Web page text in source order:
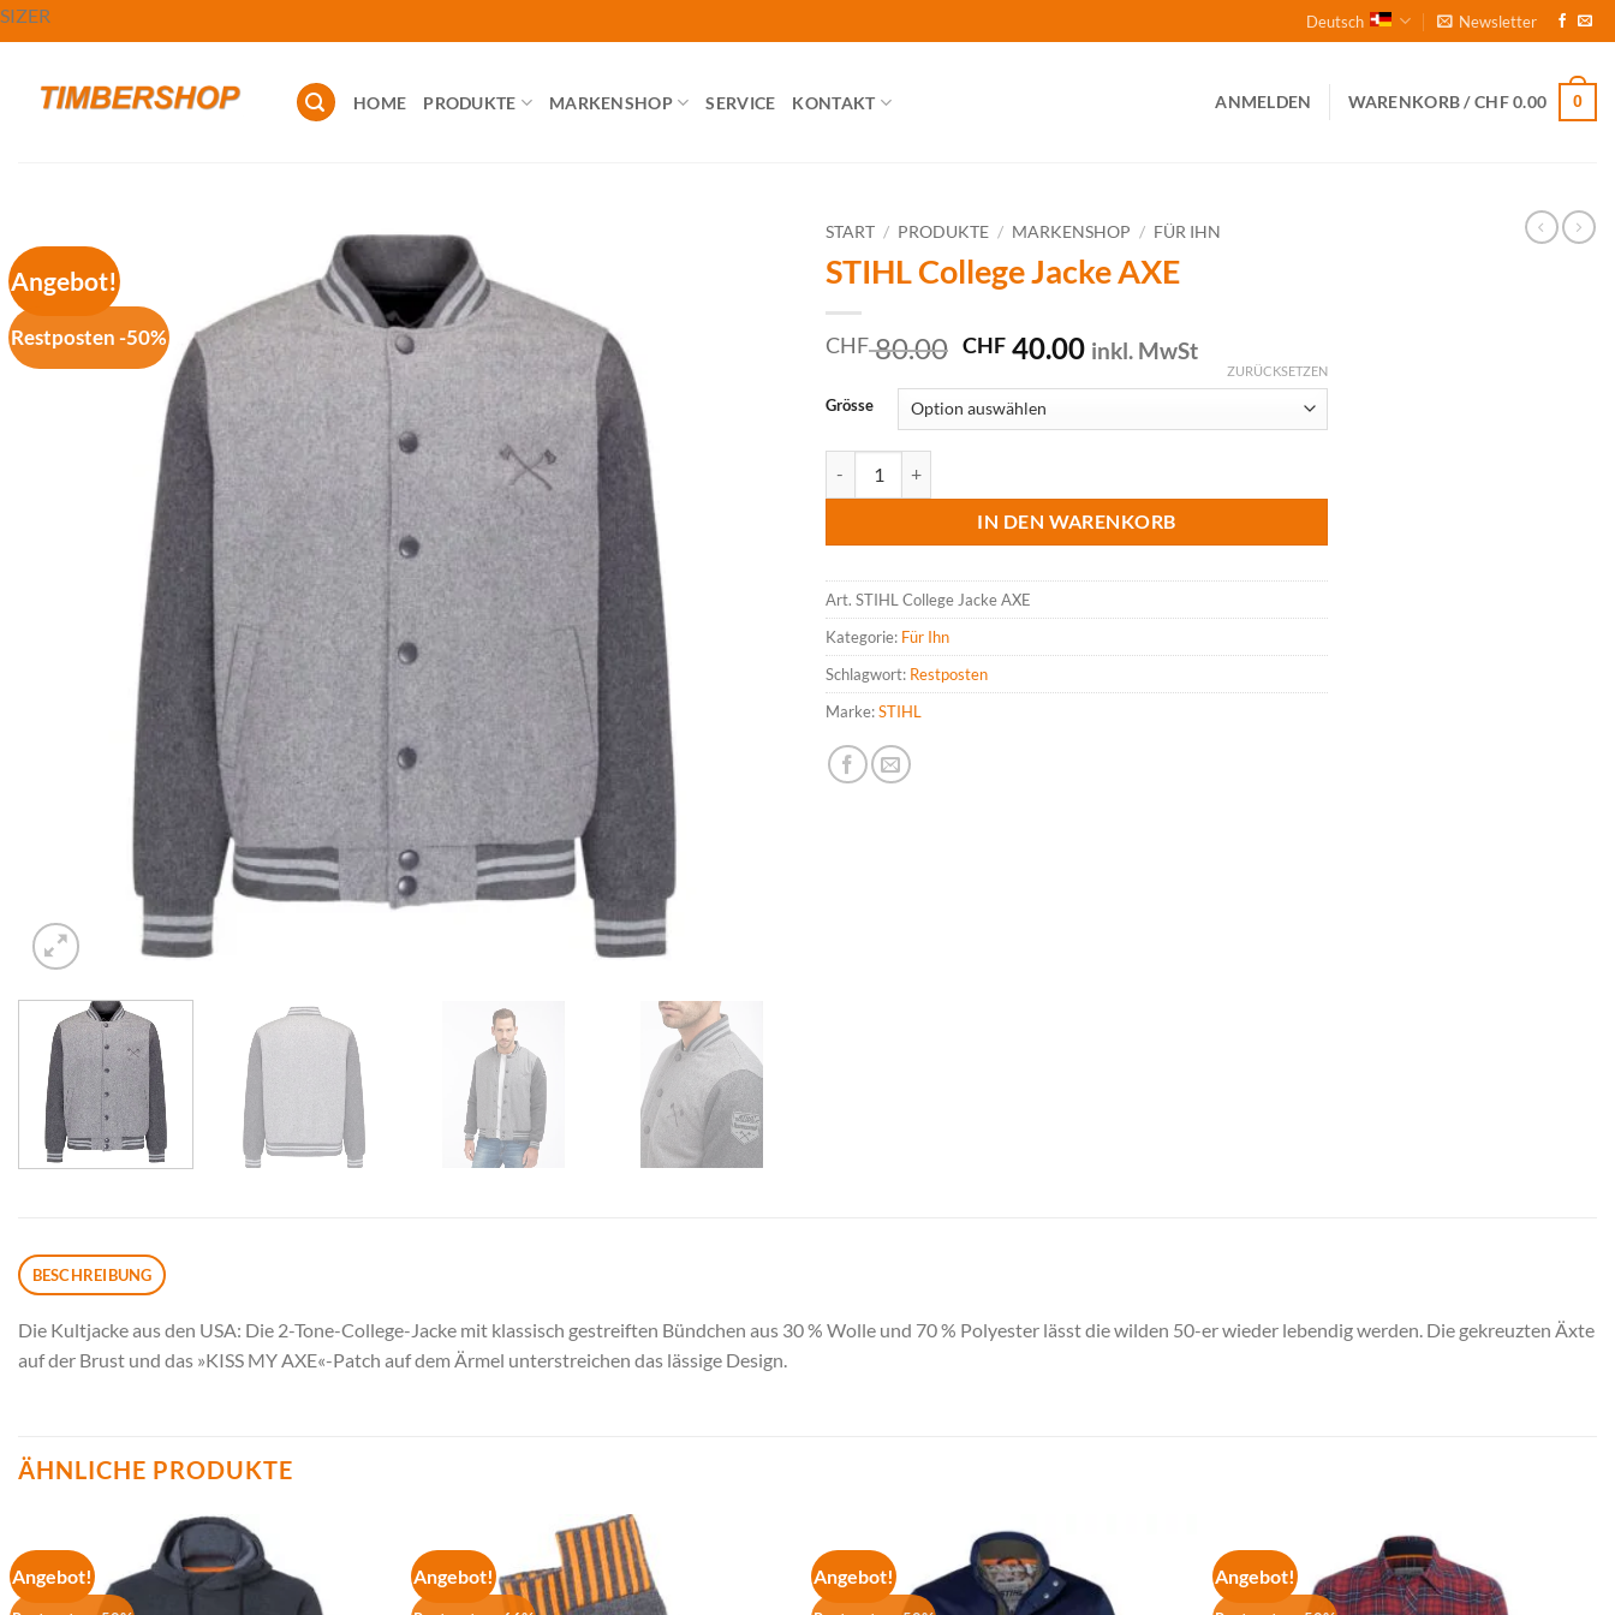
Zum
Inhalt
Deutsch Newsletter
HOME PRODUKTE MARKENSHOP SERVICE KONTAKT ANMELDEN WARENKORB /CHF0.00 0
Angebot!
Restposten -50%
START / PRODUKTE / MARKENSHOP / FÜR IHN
STIHL College Jacke AXE
CHF80.00 Ursprünglicher
war:
CHF 80.00
CHF 40.00Aktueller
CHF 40.00.
inkl. MwSt
Grösse
ZURÜCKSETZEN
IN DEN WARENKORB
Art. STIHL College Jacke AXE
Kategorie: Für Ihn
Schlagwort: Restposten
Marke:STIHL
BESCHREIBUNG
Die Kultjacke aus den USA: Die 2-Tone-College-Jacke mit klassisch gestreiften Bündchen aus 30 % Wolle und 70 % Polyester lässt die wilden 50-er wieder lebendig werden. Die gekreuzten Äxte
auf der Brust und das »KISS MY AXE«-Patch auf dem Ärmel unterstreichen das lässige Design.
ÄHNLICHE PRODUKTE
Angebot! Angebot! Angebot! Angebot!
SIZER